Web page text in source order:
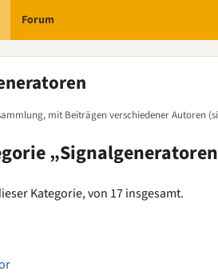
Forum
mit Beiträgen verschiedener Autoren
Kategorie, von 17 insgesamt.